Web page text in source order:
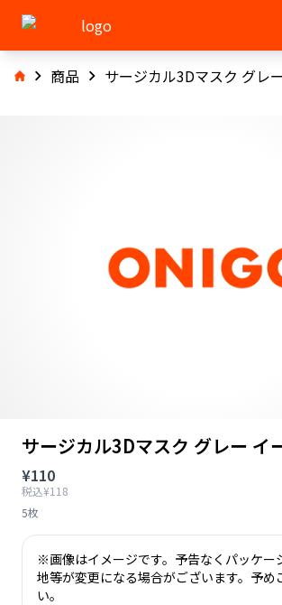
商品 サージカル3Dマスク グレ
サージカル3Dマスク グレー イ
¥110
税込¥118
5枚
※画像はイメージです。予告なくパッケー
地等が変更になる場合がございます。予め
い。